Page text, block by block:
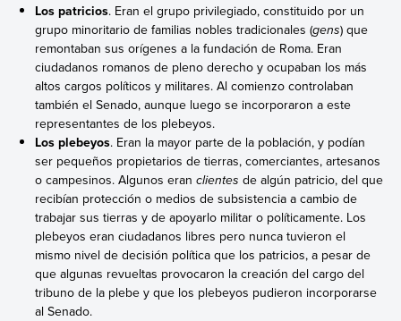
Los patricios. Eran el grupo privilegiado, constituido por un
grupo minoritario de familias nobles tradicionales (gens) que
remontaban sus orígenes a la fundación de Roma. Eran
ciudadanos romanos de pleno derecho y ocupaban los más
altos cargos políticos y militares. Al comienzo controlaban
también el Senado, aunque luego se incorporaron a este
representantes de los plebeyos.
Los plebeyos. Eran la mayor parte de la población, y podían
ser pequeños propietarios de tierras, comerciantes, artesanos
o campesinos. Algunos eranclientes de algún patricio, del que
recibían protección o medios de subsistencia a cambio de
trabajar sus tierras y de apoyarlo militar o políticamente. Los
plebeyos eran ciudadanos libres pero nunca tuvieron el
mismo nivel de decisión política que los patricios, a pesar de
que algunas revueltas provocaron la creación del cargo del
tribuno de la plebe y que los plebeyos pudieron incorporarse
al Senado.